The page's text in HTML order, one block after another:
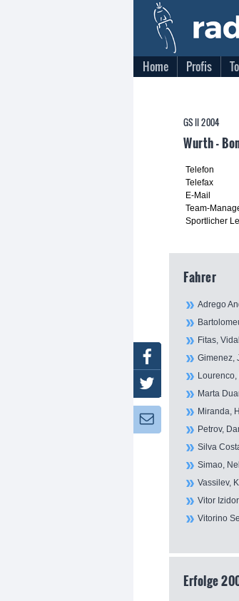
Home Profis
GS II 2004
Wurth -
Telefon
Telefax
E-Mail
Team-
Sportlicher
Fahrer
Adrego
Fitas, Vidal
Gimenez,
Marta
Miranda,
Petrov,
Silva
Simao,
Vassilev,
Vitor
Vitorino
Erfolge
Facebook